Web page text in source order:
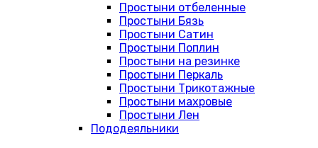
Простыни отбеленные
Простыни Бязь
Простыни Сатин
Простыни Поплин
Простыни на резинке
Простыни Перкаль
Простыни Трикотажные
Простыни махровые
Простыни Лен
Пододеяльники